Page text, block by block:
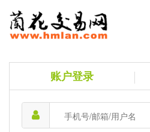
账户登录